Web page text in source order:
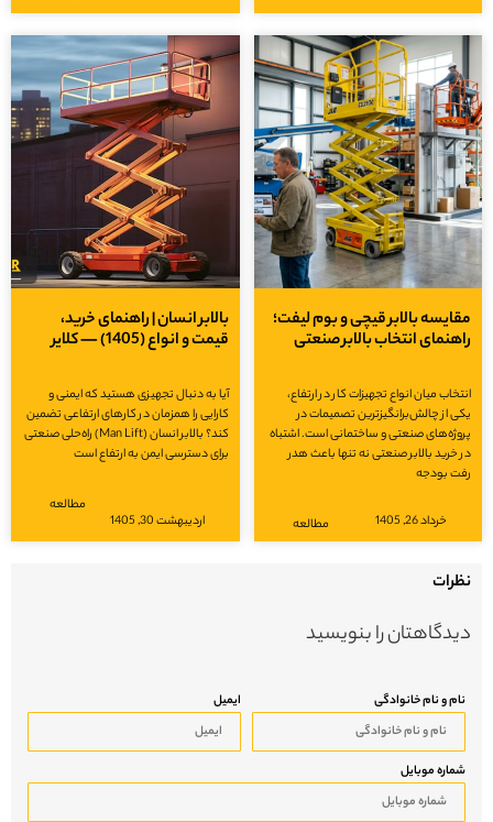
بالابر قیچی و بوم لیفت؛
انتخاب بالابر صنعتی
میان انواع تجهیزات کار در ارتفاع،
از چالش‌برانگیزترین تصمیمات در
صنعتی و ساختمانی است. اشتباه
بالابر صنعتی نه تنها باعث هدر
بودجه
مطالعه
بالابر انسان | راهنمای خرید،
قیمت و انواع (1405) — کلایر
آیا به دنبال تجهیزی هستید که ایمنی و
کارایی را همزمان در کارهای ارتفاعی تضمین
کند؟ بالابر انسان (Man Lift) راه‌حلی صنعتی
برای دسترسی ایمن به ارتفاع است
مطالعه
اردیبهشت 30, 1405
را بنویسید
و نام خانوادگی
موبایل